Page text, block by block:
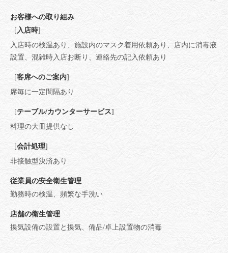
お客様への取り組み
[入店時]
入店時の検温あり
施設内のマスク着用依頼あり
店内に消毒液
設置
混雑時入店お断り 連絡先の記入依頼あり
[客席へのご案内]
席毎に一定間隔あり
[テーブル/カウンターサービス]
料理の大皿提供なし
[会計処理]
非接触型決済あり
従業員の安全衛生管理
勤務時の検温
頻繁な手洗い
店舗の衛生管理
換気設備の設置と換気
備品/卓上設置物の消毒